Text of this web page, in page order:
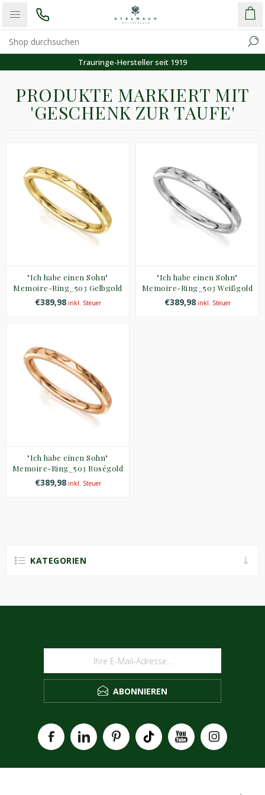
Trauringe-Hersteller seit 1919
PRODUKTE MARKIERT MIT
'GESCHENK ZUR TAUFE'
"Ich habe einen Sohn"
Memoire-Ring_503 Gelbgold
€389,98inkl. Steuer
"Ich habe einen Sohn"
Memoire-Ring_503 Weißgold
€389,98inkl. Steuer
"Ich habe einen Sohn"
Memoire-Ring_503 Roségold
€389,98inkl. Steuer
KATEGORIEN
ABONNIEREN